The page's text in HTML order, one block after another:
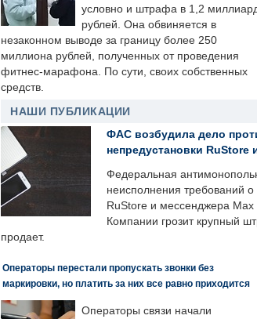
условно и штрафа в 1,2
рублей. Она обвиняется в
незаконном выводе за границу более 250
миллиона рублей, полученных от проведения
фитнес-марафона. По сути, своих собственных
средств.
НАШИ ПУБЛИКАЦИИ
ФАС возбудила дело
непредустановки RuStore
Федеральная
неисполнения требований
RuStore и мессенджера
Компании грозит крупный
продает.
Операторы перестали пропускать звонки без
маркировки, но платить за них все равно приходится
Операторы связи начали